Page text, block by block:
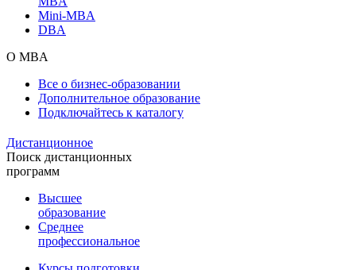
Mini-MBA
DBA
О MBA
Все о бизнес-образовании
Дополнительное образование
Подключайтесь к каталогу
Дистанционное
Поиск дистанционных
программ
Высшее
образование
Среднее
профессиональное